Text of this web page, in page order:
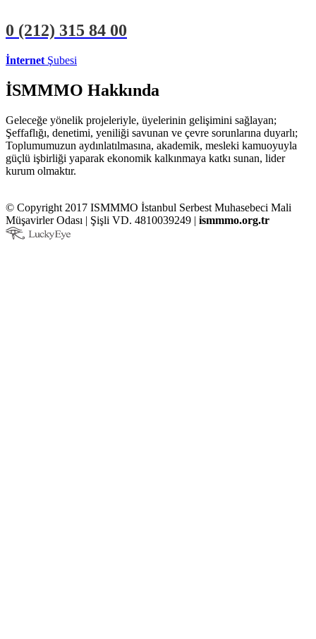
0 (212) 315 84 00
İnternet Şubesi
İSMMMO Hakkında
Geleceğe yönelik projeleriyle, üyelerinin gelişimini sağlayan;
Şeffaflığı, denetimi, yeniliği savunan ve çevre sorunlarına duyarlı;
Toplumumuzun aydınlatılmasına, akademik, mesleki kamuoyuyla
güçlü işbirliği yaparak ekonomik kalkınmaya katkı sunan, lider
kurum olmaktır.
© Copyright 2017 ISMMMO İstanbul Serbest Muhasebeci Mali
Müşavirler Odası | Şişli VD. 4810039249 | ismmmo.org.tr